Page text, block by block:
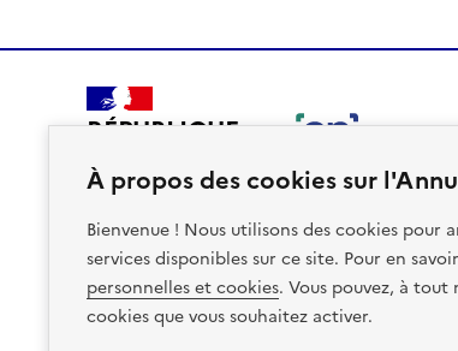
À propos des cookies sur
Bienvenue ! Nous utilisons des cookies pour
services disponibles sur ce site. Pour en
personnelles et cookies. Vous pouvez, à
cookies que vous souhaitez activer.
RÉPUBLIQUE
Plan du site Accessibilite : non conforme